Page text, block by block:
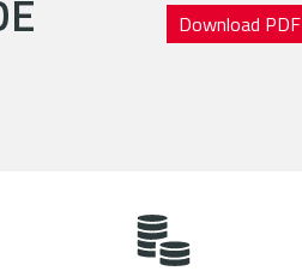
Download PDF